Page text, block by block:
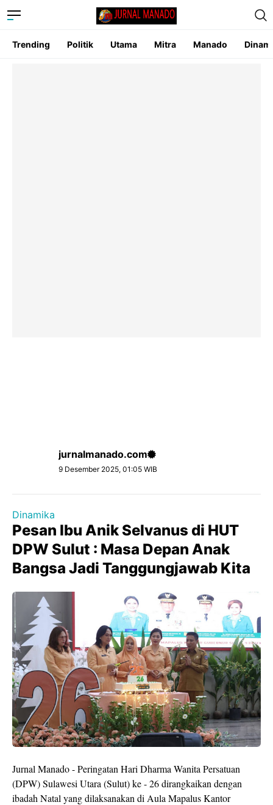
Trending Politik Utama Mitra Manado
jurnalmanado.com
9 Desember 2025, 01:05 WIB
Dinamika
Pesan Ibu Anik Selvanus di HUT
DPW Sulut : Masa Depan Anak
Bangsa Jadi Tanggungjawab Kita
Jurnal Manado - Peringatan Hari Dharma Wanita Persatuan
(DPW) Sulawesi Utara (Sulut) ke - 26 dirangkaikan dengan
ibadah Natal yang dilaksanakan di Aula Mapalus Kantor